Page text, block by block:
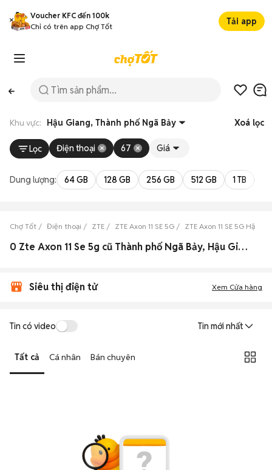
Voucher KFC đến 100k
Chỉ có trên app Chợ Tốt
Tải app
Khu vực: Hậu Giang, Thành phố Ngã Bảy Xoá lọc
Lọc Điện thoại 67 Giá
Dung lượng: 64 GB 128 GB 256 GB 512 GB 1 TB
Chợ Tốt Điện thoại ZTE ZTE Axon 11 SE 5G ZTE Axon 11 SE 5G Hậu
0 Zte Axon 11 Se 5g cũ Thành phố Ngã Bảy, Hậu Giang đẹp
Siêu thị điện tử Xem Cửa hàng
Tin có video Tin mới nhất
Tất cả Cá nhân Bán chuyên